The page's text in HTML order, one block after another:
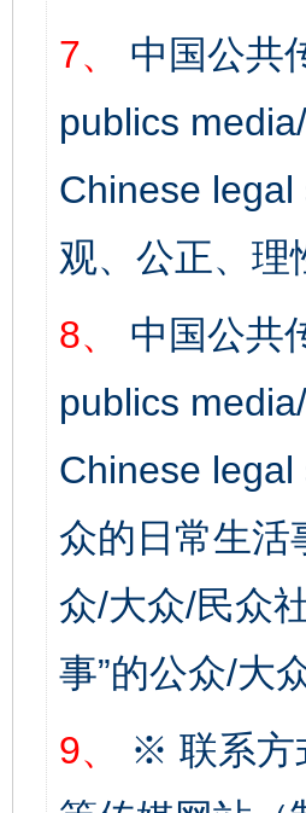
7、
中国公共
publics
Chinese
观、公正、理
8、
中国公共
publics
Chinese
众的日常生活
众/大众/民众
事”的公众/大
9、
※ 联系方
法徽映军营 权益有保障